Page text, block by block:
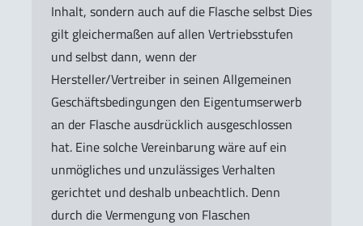
Inhalt, sondern auch auf die Flasche selbst Dies
gilt gleichermaßen auf allen Vertriebsstufen
und selbst dann, wenn der
Hersteller/Vertreiber in seinen Allgemeinen
Geschäftsbedingungen den Eigentumserwerb
an der Flasche ausdrücklich ausgeschlossen
hat. Eine solche Vereinbarung wäre auf ein
unmögliches und unzulässiges Verhalten
gerichtet und deshalb unbeachtlich. Denn
durch die Vermengung von Flaschen